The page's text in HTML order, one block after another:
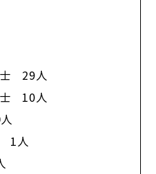
士 29人
士 10人
1人